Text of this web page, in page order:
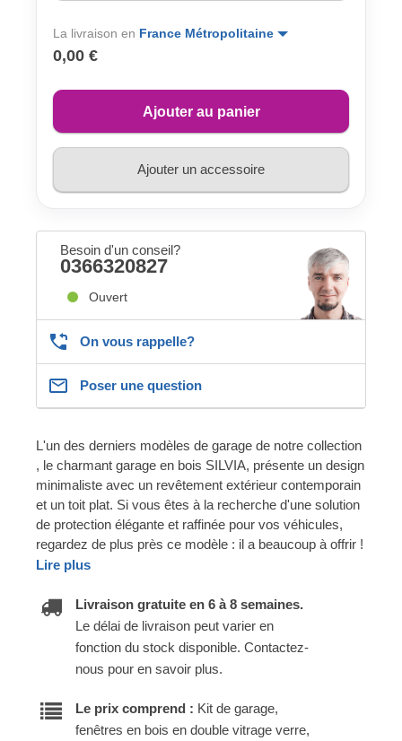
La livraison en France Métropolitaine
0,00 €
Ajouter au panier
Ajouter un accessoire
Besoin d'un conseil?
0366320827
Ouvert
On vous rappelle?
Poser une question
L'un des derniers modèles de garage de notre collection
, le charmant garage en bois SILVIA, présente un design
minimaliste avec un revêtement extérieur contemporain
et un toit plat. Si vous êtes à la recherche d'une solution
de protection élégante et raffinée pour vos véhicules,
regardez de plus près ce modèle : il a beaucoup à offrir !
Lire plus
Livraison gratuite en 6 à 8 semaines.
Le délai de livraison peut varier en
fonction du stock disponible. Contactez-
nous pour en savoir plus.
Le prix comprend : Kit de garage,
fenêtres en bois en double vitrage verre,